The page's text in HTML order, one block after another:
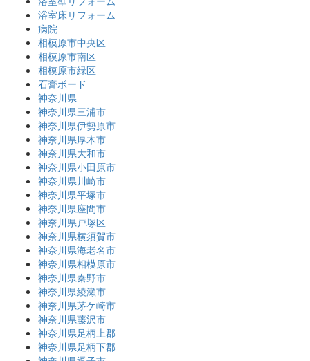
浴室床リフォーム
病院
相模原市中央区
相模原市南区
相模原市緑区
石膏ボード
神奈川県
神奈川県三浦市
神奈川県伊勢原市
神奈川県厚木市
神奈川県大和市
神奈川県小田原市
神奈川県川崎市
神奈川県平塚市
神奈川県座間市
神奈川県戸塚区
神奈川県横須賀市
神奈川県海老名市
神奈川県相模原市
神奈川県秦野市
神奈川県綾瀬市
神奈川県茅ケ崎市
神奈川県藤沢市
神奈川県足柄上郡
神奈川県足柄下郡